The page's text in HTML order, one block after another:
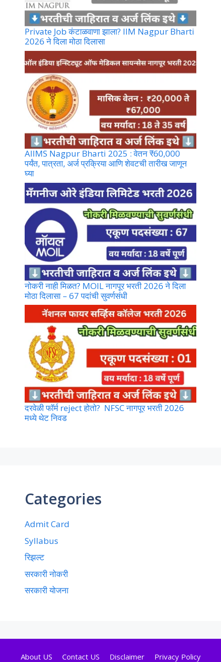
Private Job कंटाळवाणा झाला? IIM Nagpur Bharti
2026 ने दिला मोठा दिलासा
AIIMS Nagpur Bharti 2025 : वेतन ₹60,000
पर्यंत, पात्रता, अर्ज प्रक्रिया आणि शेवटची तारीख जाणून
घ्या
नोकरी नाही मिळत? MOIL नागपूर भरती 2026 ने दिला
मोठा दिलासा – 67 पदांची सुवर्णसंधी
दरवेळी फॉर्म reject होतो? NFSC नागपूर भरती 2026
मध्ये थेट निवड
Categories
Admit Card
Syllabus
रिझल्ट
सरकारी नोकरी
सरकारी योजना
About US Contact US Disclaimer Privacy Policy